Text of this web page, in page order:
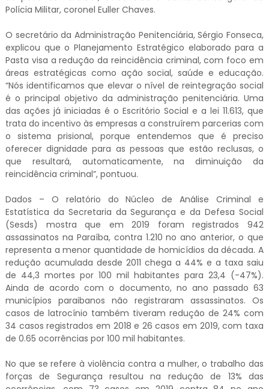
Polícia Militar, coronel Euller Chaves.
O secretário da Administração Penitenciária, Sérgio Fonseca,
explicou que o Planejamento Estratégico elaborado para a
Pasta visa a redução da reincidência criminal, com foco em
áreas estratégicas como ação social, saúde e educação.
“Nós identificamos que elevar o nível de reintegração social
é o principal objetivo da administração penitenciária. Uma
das ações já iniciadas é o Escritório Social e a lei 11.613, que
trata do incentivo às empresas a construírem parcerias com
o sistema prisional, porque entendemos que é preciso
oferecer dignidade para as pessoas que estão reclusas, o
que resultará, automaticamente, na diminuição da
reincidência criminal”, pontuou.
Dados – O relatório do Núcleo de Análise Criminal e
Estatística da Secretaria da Segurança e da Defesa Social
(Sesds) mostra que em 2019 foram registrados 942
assassinatos na Paraíba, contra 1.210 no ano anterior, o que
representa a menor quantidade de homicídios da década. A
redução acumulada desde 2011 chega a 44% e a taxa saiu
de 44,3 mortes por 100 mil habitantes para 23,4 (-47%).
Ainda de acordo com o documento, no ano passado 63
municípios paraibanos não registraram assassinatos. Os
casos de latrocínio também tiveram redução de 24% com
34 casos registrados em 2018 e 26 casos em 2019, com taxa
de 0.65 ocorrências por 100 mil habitantes.
No que se refere à violência contra a mulher, o trabalho das
forças de Segurança resultou na redução de 13% das